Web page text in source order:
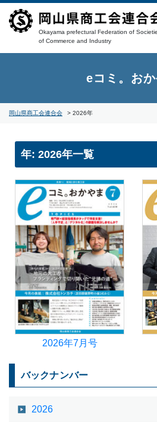
Okayama prefectural Federation of
of Commerce and Industry
eコミ。おか
岡山県商工会連合会 > 2026年
年: 2026年一覧
2026年7月号
バックナンバー
2026